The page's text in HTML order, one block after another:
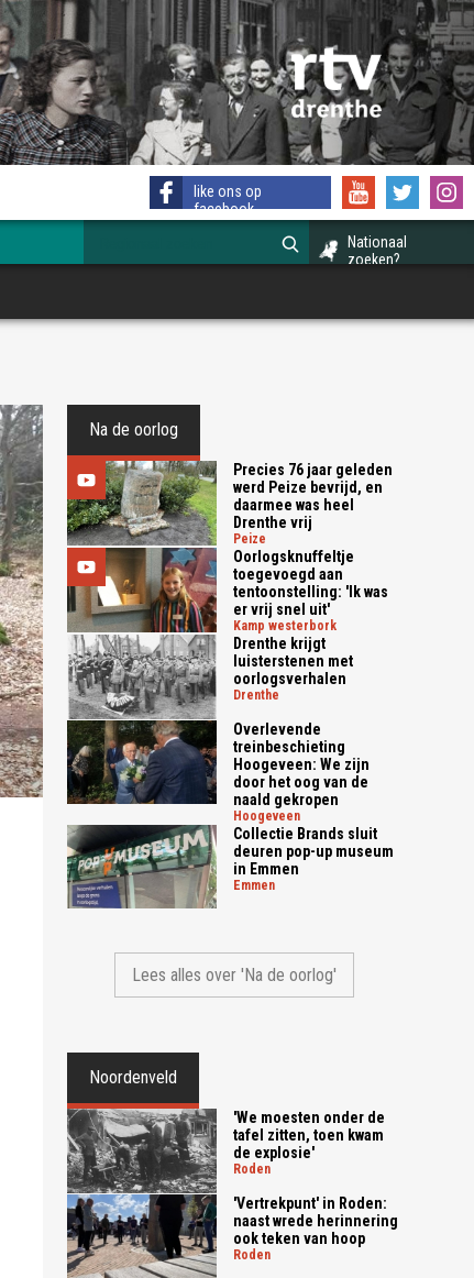
like ons op
facebook
Nationaal
zoeken?
Na de oorlog
Precies 76 jaar geleden
werd Peize bevrijd, en
daarmee was heel
Drenthe vrij
peize
Oorlogsknuffeltje
toegevoegd aan
tentoonstelling: 'Ik was
er vrij snel uit'
kamp westerbork
Drenthe krijgt
luisterstenen met
oorlogsverhalen
drenthe
Overlevende
treinbeschieting
Hoogeveen: We zijn
door het oog van de
naald gekropen
hoogeveen
Collectie Brands sluit
deuren pop-up museum
in Emmen
emmen
Lees alles over 'Na de oorlog'
Noordenveld
'We moesten onder de
tafel zitten, toen kwam
de explosie'
roden
'Vertrekpunt' in Roden:
naast wrede herinnering
ook teken van hoop
roden